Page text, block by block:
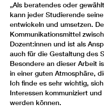
„Als beratendes oder
kann jeder Studierende
entwickeln und umsetzen.
Kommunikationsmittel
Dozent:innen und ist als
auch für die Gestaltung des
Besondere an dieser Arbeit
in einer guten Atmosphäre,
Ich finde es sehr wichtig,
Interessen kommuniziert
werden können.